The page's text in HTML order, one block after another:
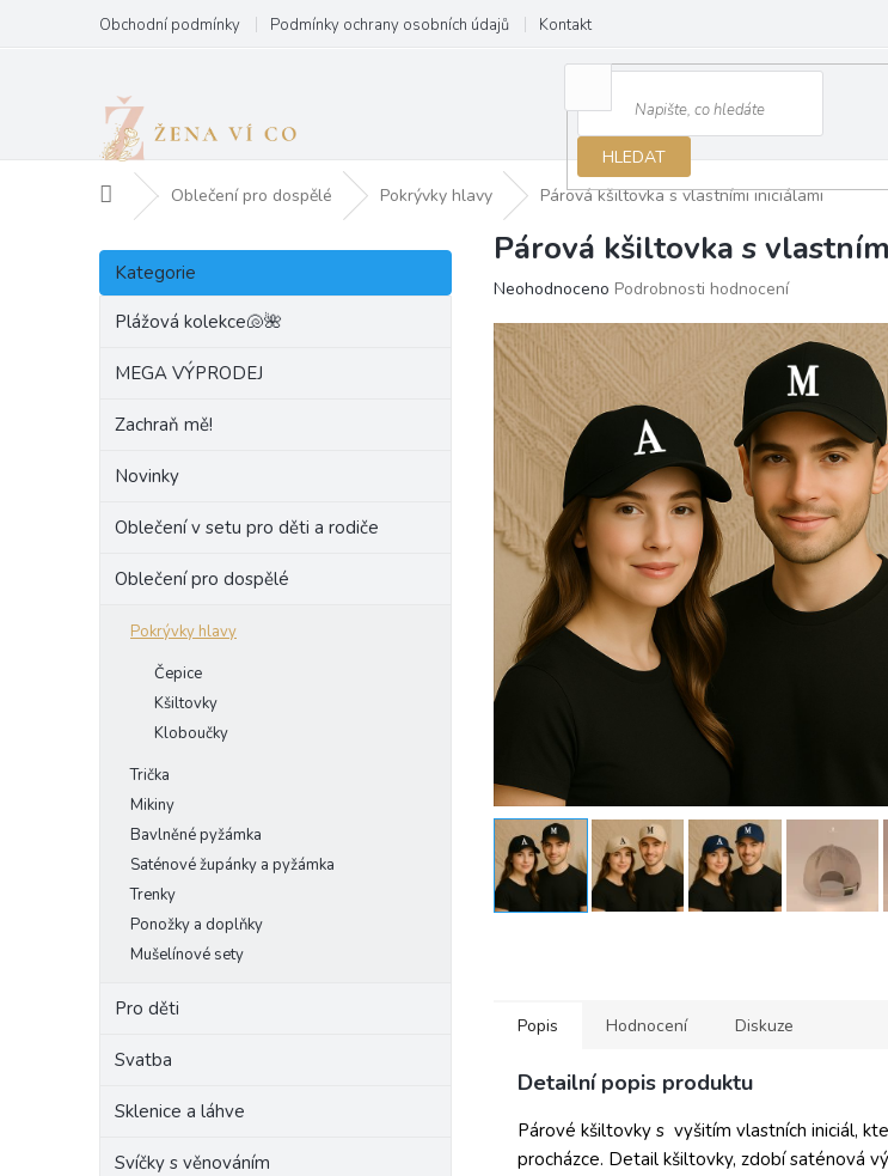
obsah
Obchodní podmínky Podmínky ochrany osobních údajů Kontakt
HLEDAT
Domů Oblečení pro dospělé Pokrývky hlavy Párová kšiltovka s vlastními iniciálami
P
s
Přeskočit
kategorie
Kategorie
Plážová kolekce🐚🌺
MEGA VÝPRODEJ
Zachraň mě!
Novinky
Oblečení v setu pro děti a rodiče
Oblečení pro dospělé
Pokrývky hlavy
Čepice
Kšiltovky
Kloboučky
Trička
Mikiny
Bavlněné pyžámka
Saténové župánky a pyžámka
Trenky
Ponožky a doplňky
Mušelínové sety
Pro děti
Svatba
Sklenice a láhve
Svíčky s věnováním
Párová kšiltovka s
Průměrné
produktu
je
z
5
hvězdiček.
Neohodnoceno Podrobnosti hodnocení
Popis Hodnocení Diskuze
Detailní popis produktu
Párové kšiltovky s vyšitím vlastních iniciál,
procházce. Detail kšiltovky, zdobí saténová